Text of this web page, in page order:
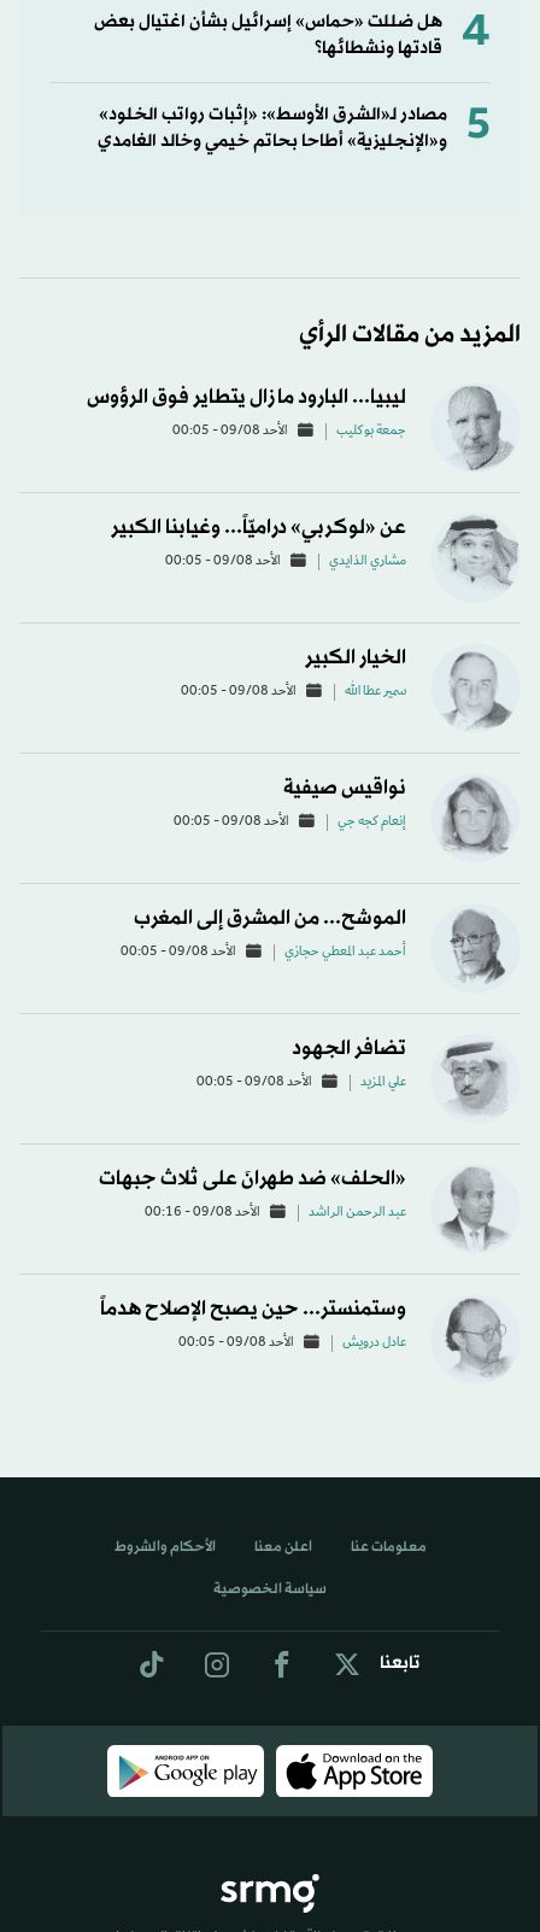
4
هل ضللت «حماس» إسرائيل بشأن اغتيال بعض
قادتها ونشطائها؟
5
مصادر لـ«الشرق الأوسط»: «إثبات رواتب الخلود»
و«الإنجليزية» أطاحا بحاتم خيمي وخالد الغامدي
المزيد من مقالات الرأي
ليبيا... البارود ما زال يتطاير فوق الرؤوس
جمعة بوكليب الأحد 09/08 - 00:05
عن «لوكربي» دراميّاً... وغيابنا الكبير
مشاري الذايدي الأحد 09/08 - 00:05
الخيار الكبير
سمير عطا الله الأحد 09/08 - 00:05
نواقيس صيفية
إنعام كجه جي الأحد 09/08 - 00:05
الموشح... من المشرق إلى المغرب
أحمد عبد المعطي حجازي الأحد 09/08 - 00:05
تضافر الجهود
علي المزيد الأحد 09/08 - 00:05
«الحلف» ضد طهرانَ على ثلاث جبهات
عبد الرحمن الراشد الأحد 09/08 - 00:16
وستمنستر... حين يصبح الإصلاح هدماً
عادل درويش الأحد 09/08 - 00:05
تابعنا
معلومات عنا اعلن معنا الأحكام والشروط
سياسة الخصوصية